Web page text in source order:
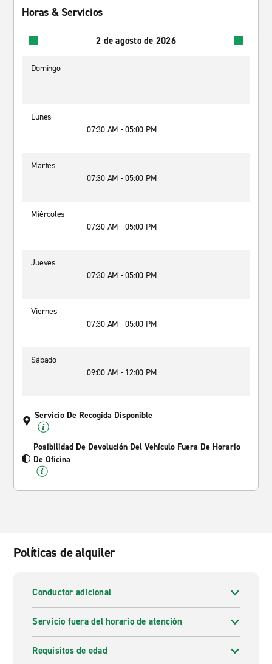
Horas & Servicios
2 de agosto de 2026
Domingo
-
Lunes
07:30 AM - 05:00 PM
Martes
07:30 AM - 05:00 PM
Miércoles
07:30 AM - 05:00 PM
Jueves
07:30 AM - 05:00 PM
Viernes
07:30 AM - 05:00 PM
Sábado
09:00 AM - 12:00 PM
Servicio De Recogida Disponible
Posibilidad De Devolución Del Vehículo Fuera De Horario
De Oficina
Políticas de alquiler
Conductor adicional
Servicio fuera del horario de atención
Requisitos de edad